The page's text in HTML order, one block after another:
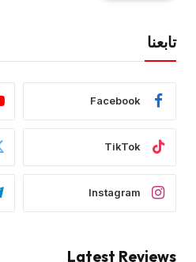
تابعنا
Facebook
TikTok
Instagram
Latest Reviews